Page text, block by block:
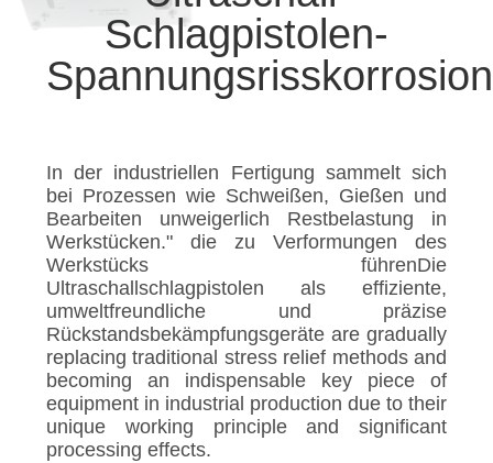
UNS
VERBINDUNG
NACHRICHTEN
FÄLLE
SITEMAP
DATENSCHUTZRICHTLINIE
Schlagpistolen-
In der industriellen Fertigung sammelt sich
bei Prozessen wie Schweißen, Gießen und
Bearbeiten unweigerlich Restbelastung in
Werkstücken." die zu Verformungen des
Werkstücks führenDie
Ultraschallschlagpistolen als effiziente,
umweltfreundliche und präzise
Rückstandsbekämpfungsgeräte are gradually
replacing traditional stress relief methods and
becoming an indispensable key piece of
equipment in industrial production due to their
unique working principle and significant
processing effects.